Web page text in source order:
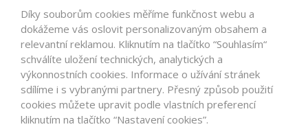
Krajský soud v Brně, oddíl L, vložka 19552.
PARTNEŘI
VLÁDNÍ INSTITUCE ČR A SR >
NEVLÁDNÍ INSTITUCE >
ZAHRANIČNÍ PARTNEŘI >
Díky souborům cookies měříme funkčnost webu a
dokážeme vás oslovit personalizovaným obsahem a
relevantní reklamou. Kliknutím na tlačítko “Souhlasím“
schválíte uložení technických, analytických a
výkonnostních cookies. Informace o užívání stránek
sdílíme i s vybranými partnery. Přesný způsob použití
cookies můžete upravit podle vlastních preferencí
kliknutím na tlačítko “Nastavení cookies”.